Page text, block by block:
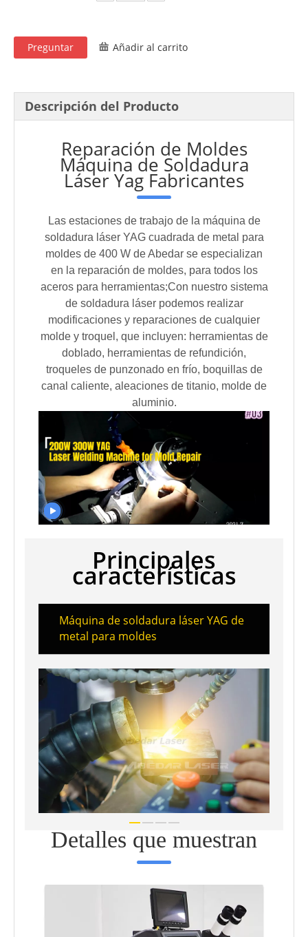
Preguntar Añadir al carrito
Descripción del Producto
Reparación de Moldes
Máquina de Soldadura
Láser Yag Fabricantes
Las estaciones de trabajo de la máquina de
soldadura láser YAG cuadrada de metal para
moldes de 400 W de Abedar se especializan
en la reparación de moldes, para todos los
aceros para herramientas;Con nuestro sistema
de soldadura láser podemos realizar
modificaciones y reparaciones de cualquier
molde y troquel, que incluyen: herramientas de
doblado, herramientas de refundición,
troqueles de punzonado en frío, boquillas de
canal caliente, aleaciones de titanio, molde de
aluminio.
Principales
características
Máquina de soldadura láser YAG de
metal para moldes
Detalles que muestran